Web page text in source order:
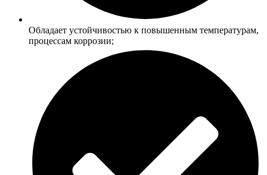
Обладает устойчивостью к повышенным температурам,
процессам коррозии;